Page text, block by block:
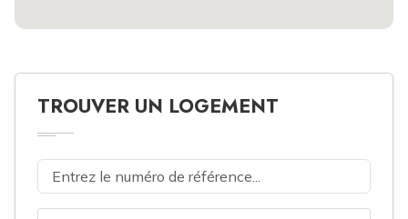
TROUVER UN LOGEMENT